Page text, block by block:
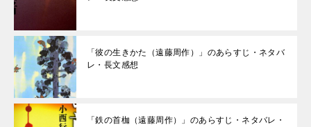
「彼の生きかた（遠藤周作）」のあらすじ・ネタバ
レ・長文感想
「鉄の首枷（遠藤周作）」のあらすじ・ネタバレ・